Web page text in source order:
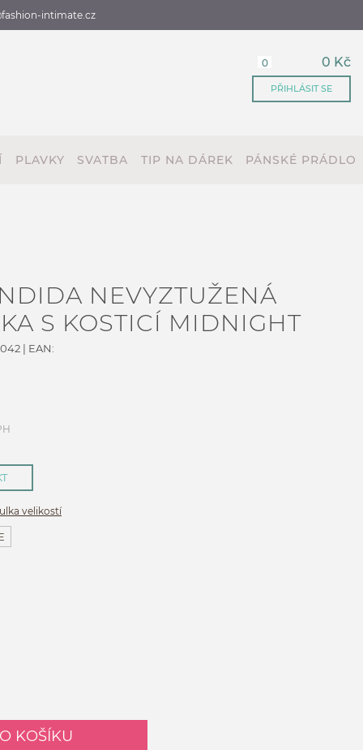
intimate.cz
0 0 Kč
PŘIHLÁSIT SE
PLAVKY SVATBA TIP NA DÁREK PÁNSKÉ PRÁDLO
NEVYZTUŽENÁ
S KOSTICÍ MIDNIGHT
| EAN:
velikostí
KOŠÍKU